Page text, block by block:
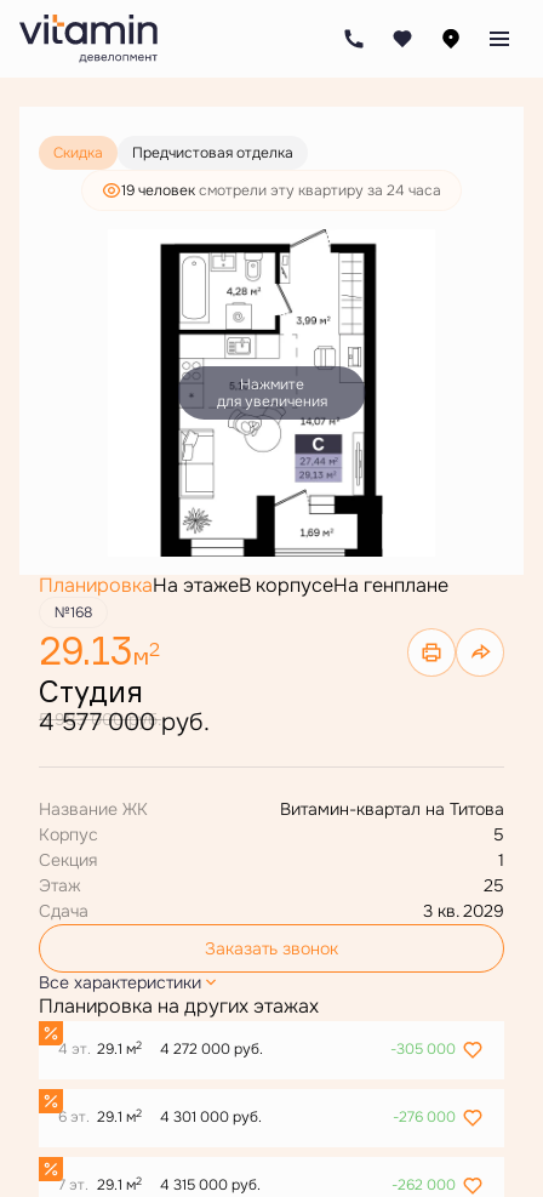
Студия29.13 м 5 983 000 руб.
4 577 000 руб.
Скидка
Предчистовая отделка
19 человексмотрели эту квартиру за 24 часа
Нажмите
для увеличения
ПланировкаНа этажеВ корпусеНа генплане
№168
29.13м2
Студия
5 983 000 руб.
4 577 000 руб.
Название ЖК
Витамин-квартал на Титова
Корпус
5
Секция
1
Этаж
25
Сдача
3 кв. 2029
Заказать звонок
Все характеристики
Планировка на других этажах
4 эт. 29.1 м2 4 272 000 руб. -305 000
6 эт. 29.1 м2 4 301 000 руб. -276 000
7 эт. 29.1 м2 4 315 000 руб. -262 000